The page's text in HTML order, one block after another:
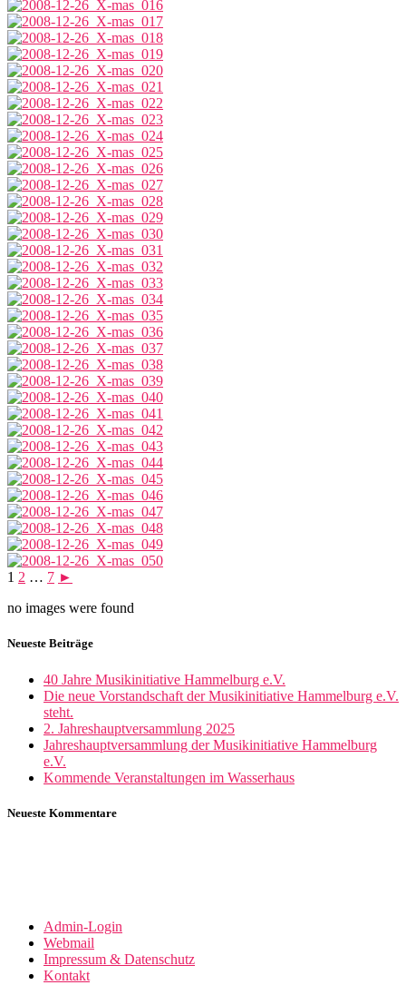
1 2 … 7 ►
no images were found
Neueste Beiträge
40 Jahre Musikinitiative Hammelburg e.V.
Die neue Vorstandschaft der Musikinitiative Hammelburg e.V.
steht.
2. Jahreshauptversammlung 2025
Jahreshauptversammlung der Musikinitiative Hammelburg
e.V.
Kommende Veranstaltungen im Wasserhaus
Neueste Kommentare
Admin-Login
Webmail
Impressum & Datenschutz
Kontakt